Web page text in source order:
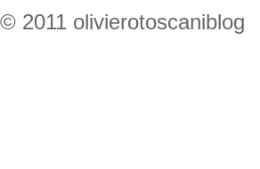
© 2011 olivierotoscaniblog